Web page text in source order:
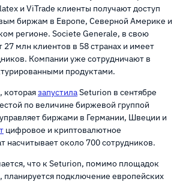
и ViTrade клиенты получают доступ
биржам в Европе, Северной Америке и
регионе. Societe Generale, в свою
млн клиентов в 58 странах и имеет
Компании уже сотрудничают в
продуктами.
котораязапустилаSeturion в сентябре
по величине биржевой группой
биржами в Германии, Швеции и
цифровое и криптовалютное
насчитывает около 700 сотрудников.
что к Seturion, помимо площадок
планируется подключение европейских